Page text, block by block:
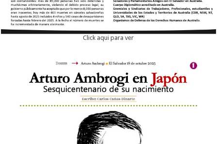
Click aqui para ver